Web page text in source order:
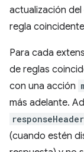
actualización del
regla
Para cada
de reglas
con una acción
más adelante.
(cuando estén